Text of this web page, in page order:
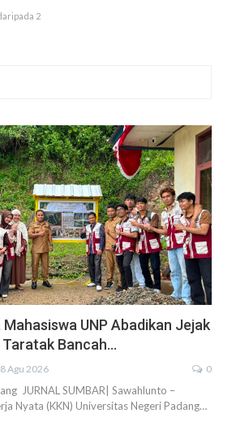
2
UNP Abadikan Jejak
Bancah…
8 Agu 2026 0
JURNAL SUMBAR| Sawahlunto –
Nyata (KKN) Universitas Negeri Padang…